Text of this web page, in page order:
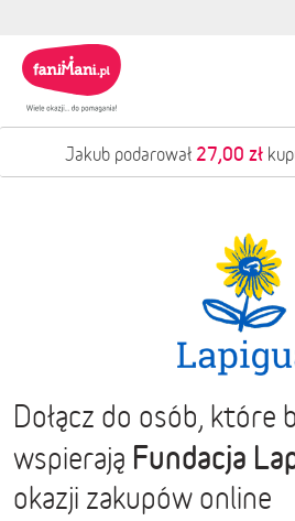
Jakub podarował 27,00 zł
Dołącz do osób, które
wspierają Fundacja
okazji zakupów online